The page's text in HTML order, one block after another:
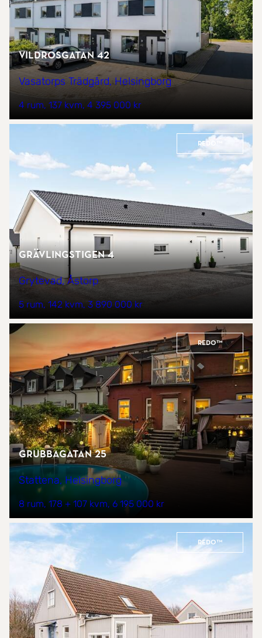
Vildrosgatan 42
Vasatorps Trädgård, Helsingborg
4 rum 137 kvm 4 395 000 kr
REDO™
Grävlingstigen 4
Grytevad, Åstorp
5 rum 142 kvm 3 890 000 kr
REDO™
Grubbagatan 25
Stattena, Helsingborg
8 rum 178 + 107 kvm 6 195 000 kr
REDO™